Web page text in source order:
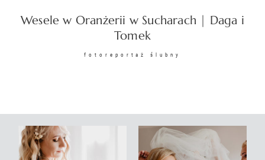
Wesele w Oranżerii w Sucharach | Daga i
Tomek
fotoreportaż ślubny